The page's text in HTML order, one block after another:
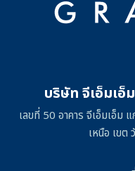
บริษัท จีเอ็มเอ็
เลขที่ 50 อาคาร จีเอ็มเอ็ม
เหนือ เข